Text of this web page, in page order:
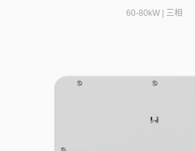
60-80kW | 三相